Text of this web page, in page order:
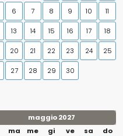
6 7 8 9 10 11
13 14 15 16 17 18
20 21 22 23 24 25
27 28 29 30
maggio 2027
ma me gi ve sa
do